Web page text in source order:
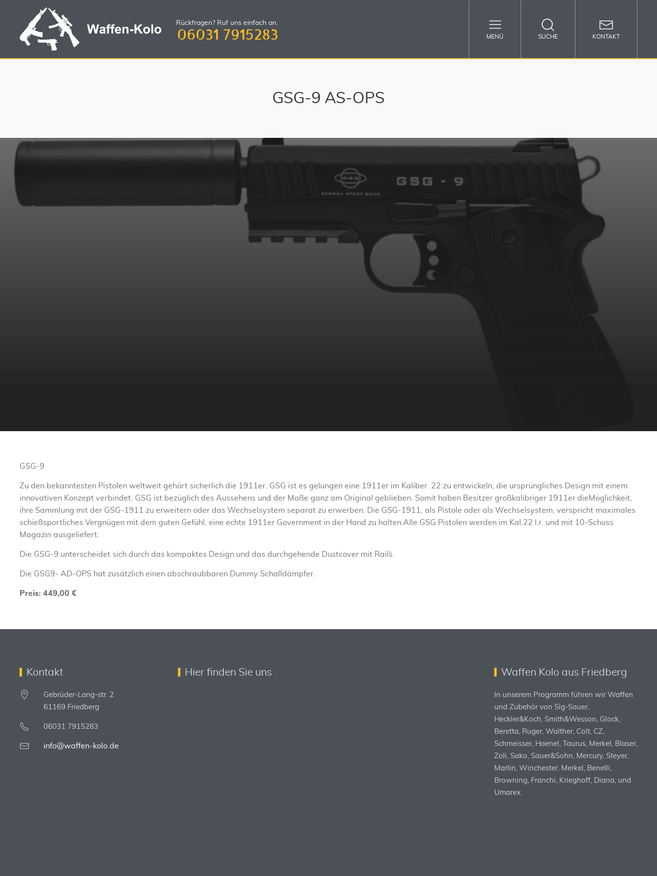
Rückfragen? Ruf uns einfach an.
06031 7915283 MENÜ SUCHE KONTAKT
GSG-9 AS-OPS
GSG-9
Zu den bekanntesten Pistolen weltweit gehört sicherlich die 1911er. GSG ist es gelungen eine 1911er im Kaliber .22 zu entwickeln, die ursprüngliches Design mit einem
innovativen Konzept verbindet. GSG ist bezüglich des Aussehens und der Maße ganz am Original geblieben. Somit haben Besitzer großkalibriger 1911er dieMöglichkeit,
ihre Sammlung mit der GSG-1911 zu erweitern oder das Wechselsystem separat zu erwerben. Die GSG-1911, als Pistole oder als Wechselsystem, verspricht maximales
schießsportliches Vergnügen mit dem guten Gefühl, eine echte 1911er Government in der Hand zu halten.Alle GSG Pistolen werden im Kal.22 l.r. und mit 10-Schuss
Magazin ausgeliefert.
Die GSG-9 unterscheidet sich durch das kompaktes Design und das durchgehende Dustcover mit Rail´s.
Die GSG9- AD-OPS hat zusätzlich einen abschraubbaren Dummy Schalldämpfer.
Preis: 449,00 €
Kontakt
Gebrüder-Lang-str. 2
61169 Friedberg
06031 7915283
info@waffen-kolo.de
Hier finden Sie uns Waffen Kolo aus Friedberg
In unserem Programm führen wir Waffen
und Zubehör von Sig-Sauer,
Heckler&Koch, Smith&Wesson, Glock,
Beretta, Ruger, Walther, Colt, CZ,
Schmeisser, Haenel, Taurus, Merkel, Blaser,
Zoli, Sako, Sauer&Sohn, Mercury, Steyer,
Marlin, Winchester, Merkel, Benelli,
Browning, Franchi, Krieghoff, Diana, und
Umarex.